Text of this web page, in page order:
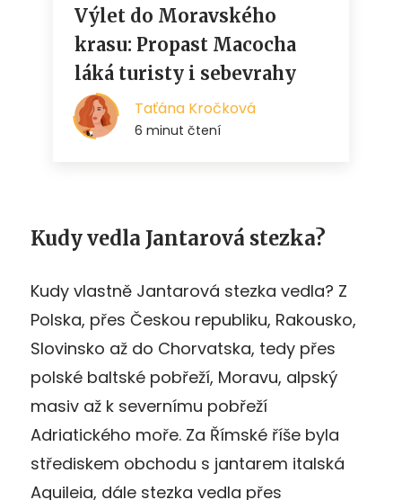
Kudy vedla Jantarová stezka?
Kudy vlastně Jantarová stezka vedla? Z
Polska, přes Českou republiku, Rakousko,
Slovinsko až do Chorvatska, tedy přes
polské baltské pobřeží, Moravu, alpský
masiv až k severnímu pobřeží
Adriatického moře. Za Římské říše byla
střediskem obchodu s jantarem italská
Aquileia, dále stezka vedla přes